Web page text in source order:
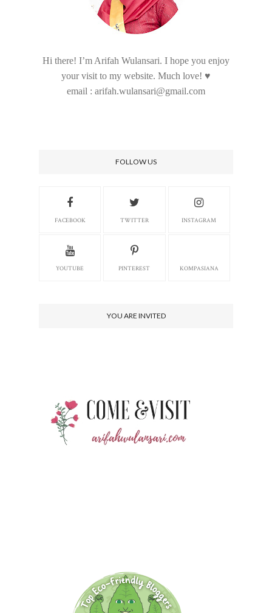
Hi there! I’m Arifah Wulansari. I hope you enjoy
your visit to my website. Much love! ♥
email : arifah.wulansari@gmail.com
FOLLOW US
FACEBOOK TWITTER INSTAGRAM
YOUTUBE PINTEREST KOMPASIANA
YOU ARE INVITED